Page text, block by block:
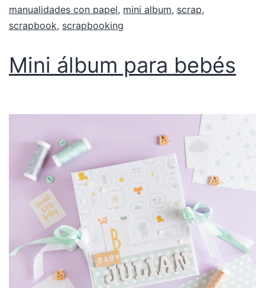
manualidades con papel, mini album, scrap,
scrapbook, scrapbooking
Mini álbum para bebés